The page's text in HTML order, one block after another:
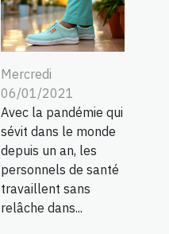
Mercredi
06/01/2021
Avec la pandémie qui
sévit dans le monde
depuis un an, les
personnels de santé
travaillent sans
relâche dans...